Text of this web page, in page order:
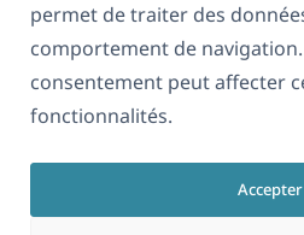
permet de traiter des
comportement de navigation.
consentement peut affecter
fonctionnalités.
Accepter
RGPD & Politique de
Rejoignez
dans
une
une